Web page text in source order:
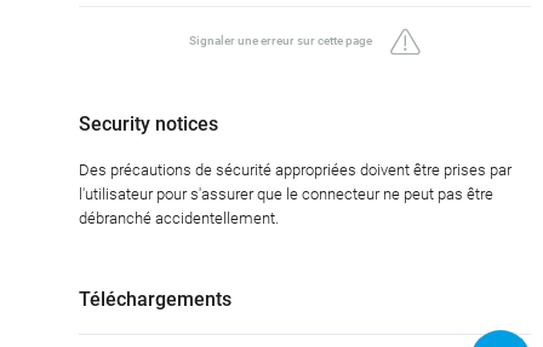
Signaler une erreur sur cette page
Security notices
Des précautions de sécurité appropriées doivent être prises par
l'utilisateur pour s'assurer que le connecteur ne peut pas être
débranché accidentellement.
Téléchargements